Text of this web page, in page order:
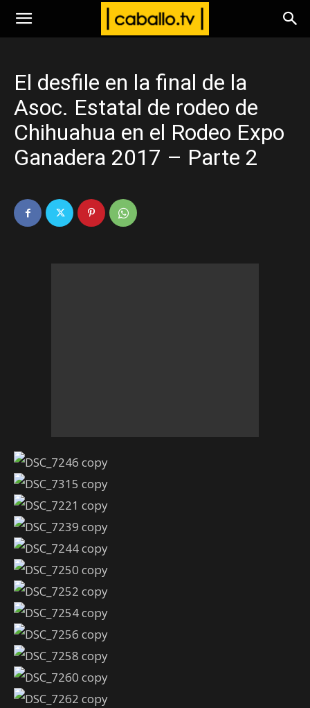
www.caballo.tv
El desfile en la final de la
Asoc. Estatal de rodeo de
Chihuahua en el Rodeo Expo
Ganadera 2017 – Parte 2